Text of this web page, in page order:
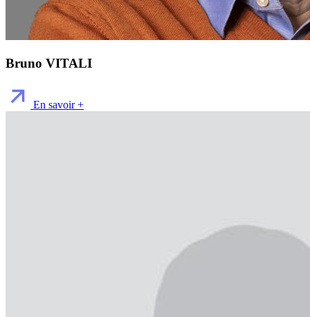
Bruno VITALI
En savoir +